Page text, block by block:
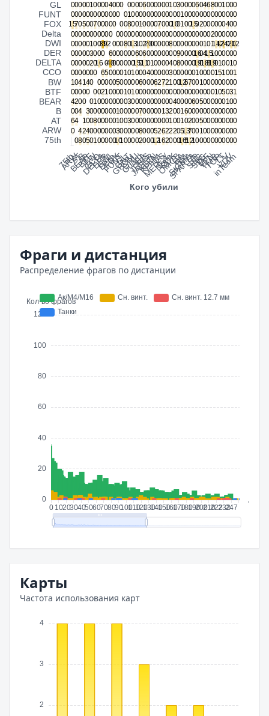
Фраги и дистанция
Распределение фрагов по дистанции
Карты
Частота использования карт